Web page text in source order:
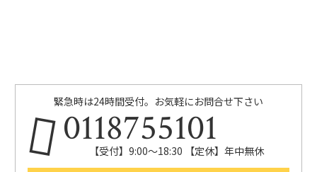
緊急時は24時間受付。お気軽にお問合せ下さい
0118755101
【受付】9:00～18:30 【定休】年中無休